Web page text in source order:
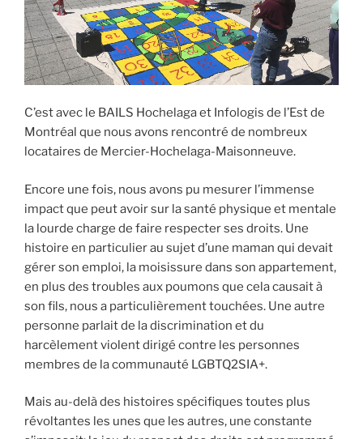
C’est avec le BAILS Hochelaga et Infologis de l’Est de
Montréal que nous avons rencontré de nombreux
locataires de Mercier-Hochelaga-Maisonneuve.
Encore une fois, nous avons pu mesurer l’immense
impact que peut avoir sur la santé physique et mentale
la lourde charge de faire respecter ses droits. Une
histoire en particulier au sujet d’une maman qui devait
gérer son emploi, la moisissure dans son appartement,
en plus des troubles aux poumons que cela causait à
son fils, nous a particulièrement touchées. Une autre
personne parlait de la discrimination et du
harcèlement violent dirigé contre les personnes
membres de la communauté LGBTQ2SIA+.
Mais au-delà des histoires spécifiques toutes plus
révoltantes les unes que les autres, une constante